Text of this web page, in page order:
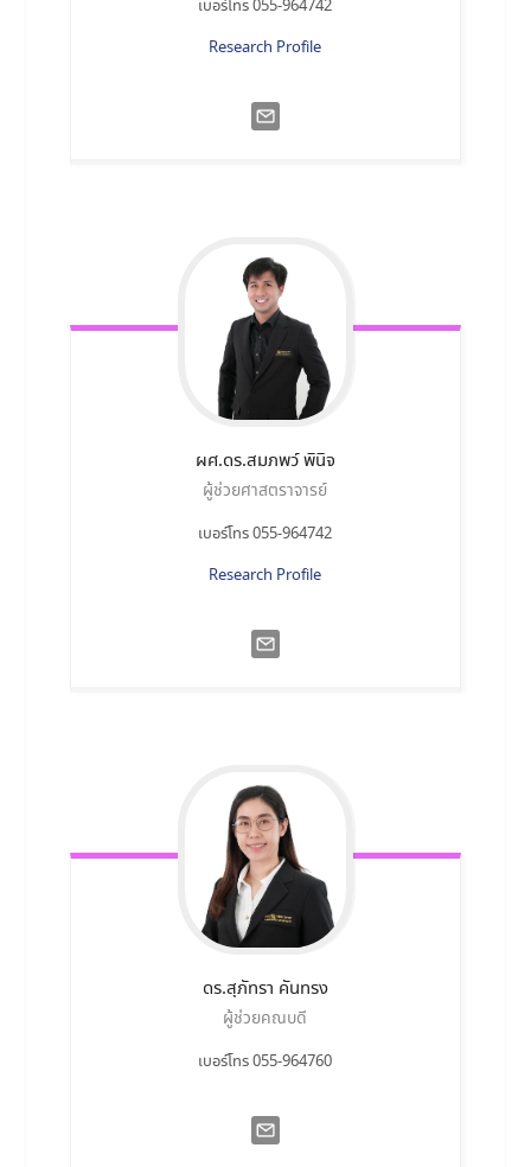
เบอร์โทร 055-964742
Research Profile
ผศ.ดร.สมภพว์พินิจ
ผู้ช่วยศาสตราจารย์
เบอร์โทร 055-964742
Research Profile
ดร.สุภัทรา คันทรง
ผู้ช่วยคณบดี
เบอร์โทร 055-964760